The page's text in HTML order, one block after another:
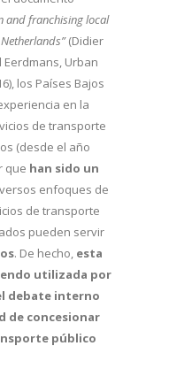
and franchising local
(Didier
Urban
los Países Bajos
en la
de transporte
(desde el año
que han sido un
enfoques de
de transporte
pueden servir
. De hecho, esta
utilizada por
debate interno
de concesionar
público